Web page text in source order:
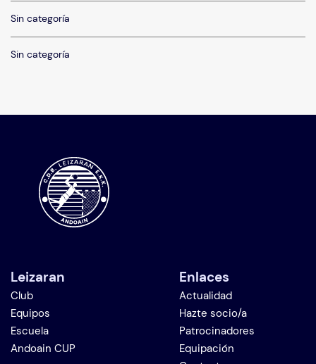
Sin categoría
Sin categoría
Leizaran
Club
Equipos
Escuela
Andoain CUP
Enlaces
Actualidad
Hazte socio/a
Patrocinadores
Equipación